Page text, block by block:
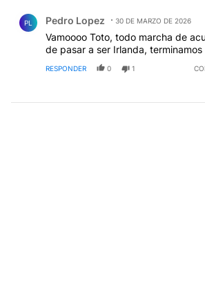
PL Pedro Lopez 30 DE MARZO DE 2026
Vamoooo Toto, todo marcha de
de pasar a ser Irlanda, terminamos
RESPONDER 0 1